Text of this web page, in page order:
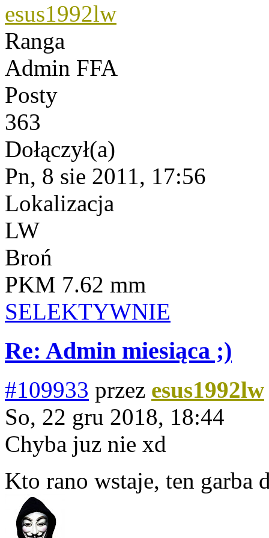
esus1992lw
Ranga
Admin FFA
Posty
363
Dołączył(a)
Pn, 8 sie 2011, 17:56
Lokalizacja
LW
Broń
PKM 7.62 mm
SELEKTYWNIE
Re: Admin miesiąca ;)
#109933 przez esus1992lw
So, 22 gru 2018, 18:44
Chyba juz nie xd
Kto rano wstaje, ten garba